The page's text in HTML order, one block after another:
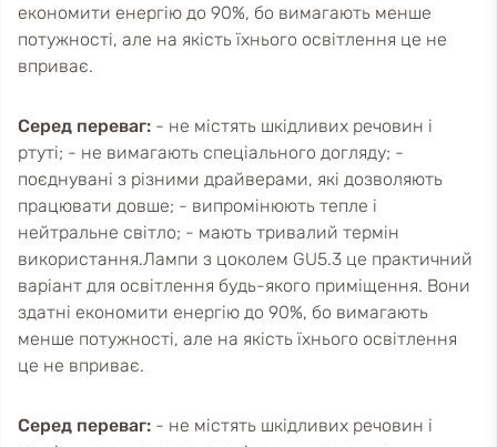
економити енергію до 90%, бо вимагають менше
потужності, але на якість їхнього освітлення це не
вприває.
Серед переваг: - не містять шкідливих речовин і
ртуті; - не вимагають спеціального догляду; -
поєднувані з різними драйверами, які дозволяють
працювати довше; - випромінюють тепле і
нейтральне світло; - мають тривалий термін
використання.Лампи з цоколем GU5.3 це практичний
варіант для освітлення будь-якого приміщення. Вони
здатні економити енергію до 90%, бо вимагають
менше потужності, але на якість їхнього освітлення
це не вприває.
Серед переваг: - не містять шкідливих речовин і